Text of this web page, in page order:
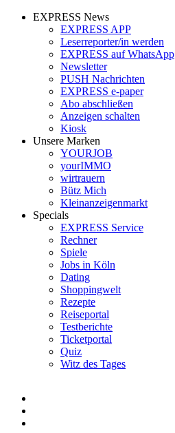
EXPRESS News
EXPRESS APP
Leserreporter/in werden
EXPRESS auf WhatsApp
Newsletter
PUSH Nachrichten
EXPRESS e-paper
Abo abschließen
Anzeigen schalten
Kiosk
Unsere Marken
YOURJOB
yourIMMO
wirtrauern
Bütz Mich
Kleinanzeigenmarkt
Specials
EXPRESS Service
Rechner
Spiele
Jobs in Köln
Dating
Shoppingwelt
Rezepte
Reiseportal
Testberichte
Ticketportal
Quiz
Witz des Tages